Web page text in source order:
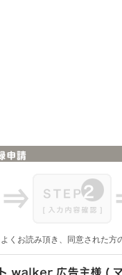
くお読み頂き、同意された方